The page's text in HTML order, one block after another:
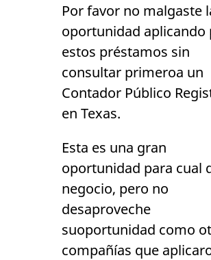
Por favor no malgaste
oportunidad aplicando
estos préstamos sin
consultar primeroa un
Contador Público
en Texas.
Esta es una gran
oportunidad para cual
negocio, pero no
desaproveche
suoportunidad como
compañías que